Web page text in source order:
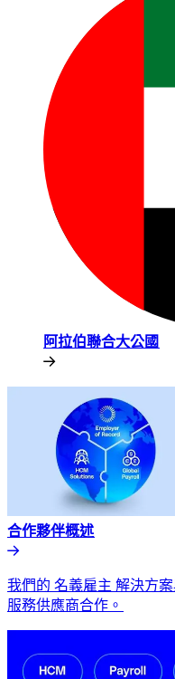
阿拉伯聯合大公國​​
合作夥伴概述​​
我們的 名義雇主 解決方
服務供應商合作。​​